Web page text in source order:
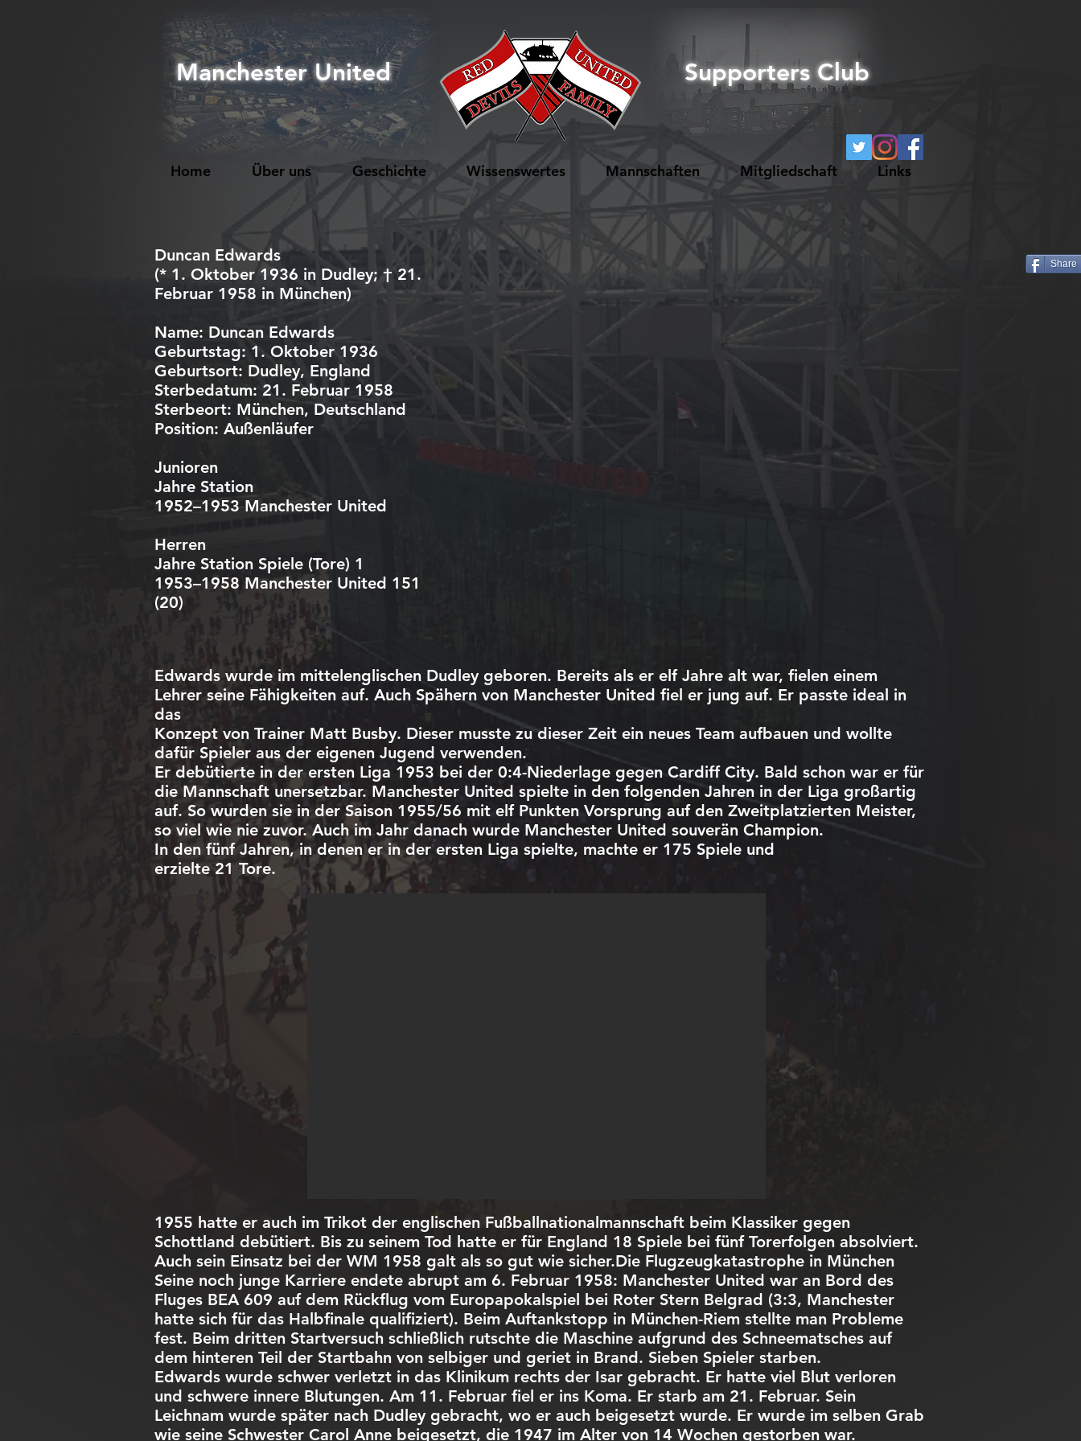
Manchester United Supporters Club
Home Über uns Geschichte Wissenswertes Mannschaften Mitgliedschaft Links
Duncan Edwards
(* 1. Oktober 1936 in Dudley; † 21.
Februar 1958 in München)
Name: Duncan Edwards
Geburtstag: 1. Oktober 1936
Geburtsort: Dudley, England
Sterbedatum: 21. Februar 1958
Sterbeort: München, Deutschland
Position: Außenläufer
Junioren
Jahre Station
1952–1953 Manchester United
Herren
Jahre Station Spiele (Tore) 1
1953–1958 Manchester United 151
(20)
Edwards wurde im mittelenglischen Dudley geboren. Bereits als er elf Jahre alt war, fielen einem
Lehrer seine Fähigkeiten auf. Auch Spähern von Manchester United fiel er jung auf. Er passte ideal in
das
Konzept von Trainer Matt Busby. Dieser musste zu dieser Zeit ein neues Team aufbauen und wollte
dafür Spieler aus der eigenen Jugend verwenden.
Er debütierte in der ersten Liga 1953 bei der 0:4-Niederlage gegen Cardiff City. Bald schon war er für
die Mannschaft unersetzbar. Manchester United spielte in den folgenden Jahren in der Liga großartig
auf. So wurden sie in der Saison 1955/56 mit elf Punkten Vorsprung auf den Zweitplatzierten Meister,
so viel wie nie zuvor. Auch im Jahr danach wurde Manchester United souverän Champion.
In den fünf Jahren, in denen er in der ersten Liga spielte, machte er 175 Spiele und
erzielte 21 Tore.
1955 hatte er auch im Trikot der englischen Fußballnationalmannschaft beim Klassiker gegen
Schottland debütiert. Bis zu seinem Tod hatte er für England 18 Spiele bei fünf Torerfolgen absolviert.
Auch sein Einsatz bei der WM 1958 galt als so gut wie sicher.Die Flugzeugkatastrophe in München
Seine noch junge Karriere endete abrupt am 6. Februar 1958: Manchester United war an Bord des
Fluges BEA 609 auf dem Rückflug vom Europapokalspiel bei Roter Stern Belgrad (3:3, Manchester
hatte sich für das Halbfinale qualifiziert). Beim Auftankstopp in München-Riem stellte man Probleme
fest. Beim dritten Startversuch schließlich rutschte die Maschine aufgrund des Schneematsches auf
dem hinteren Teil der Startbahn von selbiger und geriet in Brand. Sieben Spieler starben.
Edwards wurde schwer verletzt in das Klinikum rechts der Isar gebracht. Er hatte viel Blut verloren
und schwere innere Blutungen. Am 11. Februar fiel er ins Koma. Er starb am 21. Februar. Sein
Leichnam wurde später nach Dudley gebracht, wo er auch beigesetzt wurde. Er wurde im selben Grab
wie seine Schwester Carol Anne beigesetzt, die 1947 im Alter von 14 Wochen gestorben war.
Share